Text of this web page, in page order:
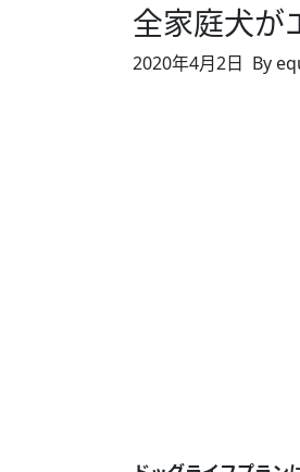
全家庭犬が
2020年4月2日 By